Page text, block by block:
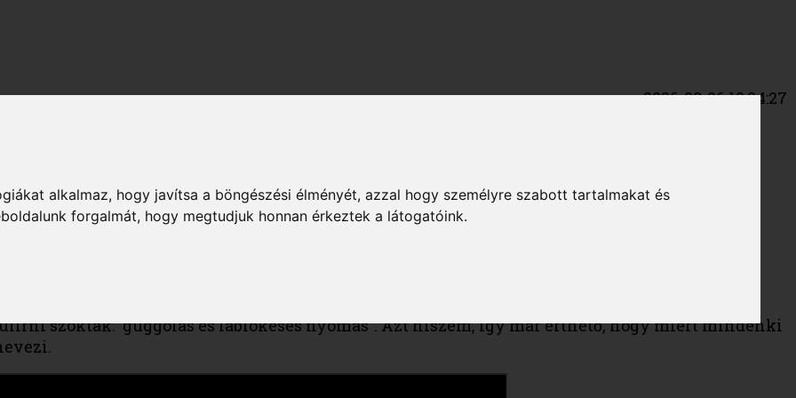
alkalmaz, hogy javítsa a böngészési élményét, azzal hogy személyre szabott tartalmakat és
forgalmát, hogy megtudjuk honnan érkeztek a látogatóink.
2026-08-06 12:04:27
TEST ÁTMOZGATÁSÁÉRT III. RÉSZ -
hamisítatlan, minden porcikát igénybevevő gyakorlat következik: a thruster.
kell magyarázni, hogy miért teljes testes mozdulatról beszélünk. A magyar terminológiában
szokták: "guggolás és láblökéses nyomás". Azt hiszem, így már érthető, hogy miért mindenki